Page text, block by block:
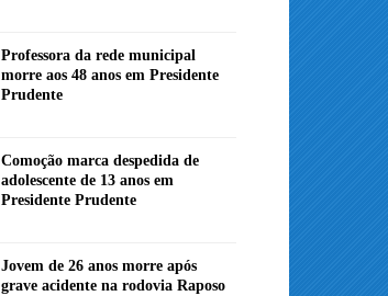
Professora da rede municipal
morre aos 48 anos em Presidente
Prudente
Comoção marca despedida de
adolescente de 13 anos em
Presidente Prudente
Jovem de 26 anos morre após
grave acidente na rodovia Raposo